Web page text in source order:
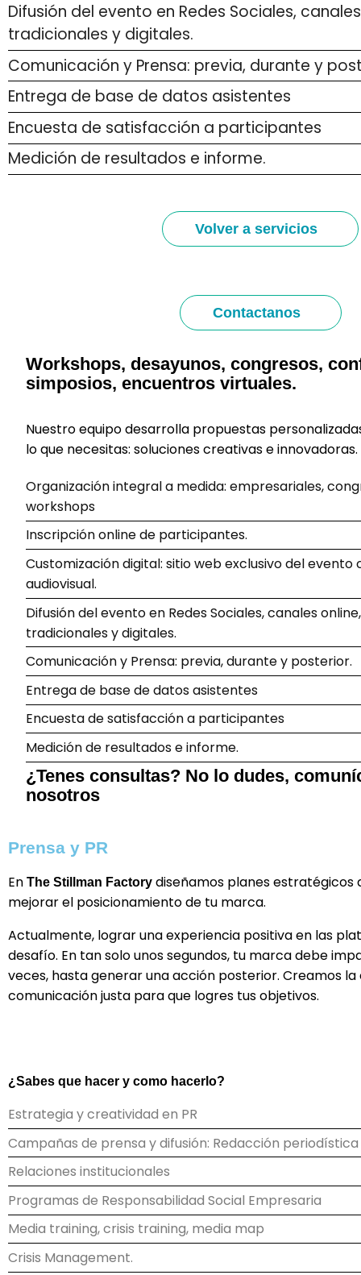
Difusión del evento en Redes Sociales,
tradicionales y digitales.
Comunicación y Prensa: previa, durante y
Entrega de base de datos asistentes
Encuesta de satisfacción a participantes
Medición de resultados e informe.
Volver a servicios
Contactanos
Workshops, desayunos, congresos,
simposios, encuentros virtuales.
Nuestro equipo desarrolla propuestas
lo que necesitas: soluciones creativas e innovadoras.
Organización integral a medida: empresariales,
workshops
Inscripción online de participantes.
Customización digital: sitio web exclusivo del
audiovisual.
Difusión del evento en Redes Sociales, canales
tradicionales y digitales.
Comunicación y Prensa: previa, durante y posterior.
Entrega de base de datos asistentes
Encuesta de satisfacción a participantes
Medición de resultados e informe.
¿Tenes consultas? No lo dudes,
nosotros
Prensa y PR
En The Stillman Factory diseñamos planes estratégicos
mejorar el posicionamiento de tu marca.
Actualmente, lograr una experiencia positiva en las
desafío. En tan solo unos segundos, tu marca debe
veces, hasta generar una acción posterior. Creamos
comunicación justa para que logres tus objetivos.
¿Sabes que hacer y como hacerlo?
Estrategia y creatividad en PR
Campañas de prensa y difusión: Redacción periodística
Relaciones institucionales
Programas de Responsabilidad Social Empresaria
Media training, crisis training, media map
Crisis Management.